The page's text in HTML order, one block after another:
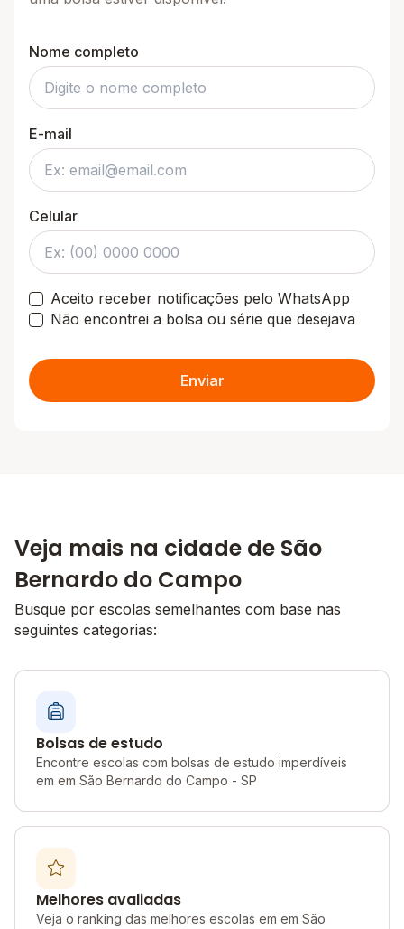
Nome completo
E-mail
Celular
Aceito receber notificações pelo WhatsApp
Não encontrei a bolsa ou série que desejava
Enviar
Veja mais na cidade de São
Bernardo do Campo
Busque por escolas semelhantes com base nas
seguintes categorias:
Bolsas de estudo
Encontre escolas com bolsas de estudo imperdíveis
em em São Bernardo do Campo - SP
Melhores avaliadas
Veja o ranking das melhores escolas em em São